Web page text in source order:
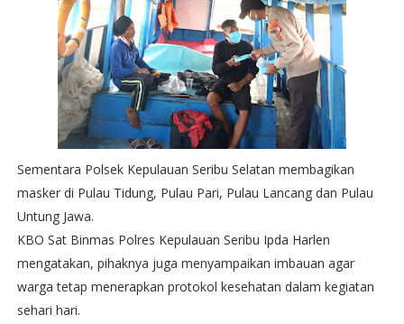
Sementara Polsek Kepulauan Seribu Selatan membagikan
masker di Pulau Tidung, Pulau Pari, Pulau Lancang dan Pulau
Untung Jawa.
KBO Sat Binmas Polres Kepulauan Seribu Ipda Harlen
mengatakan, pihaknya juga menyampaikan imbauan agar
warga tetap menerapkan protokol kesehatan dalam kegiatan
sehari hari.